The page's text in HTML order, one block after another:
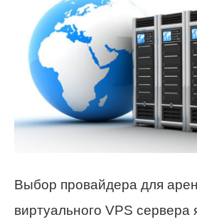
Выбор провайдера для
виртуального VPS сервера